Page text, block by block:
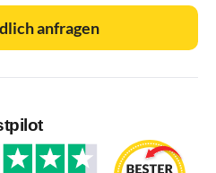
anfragen